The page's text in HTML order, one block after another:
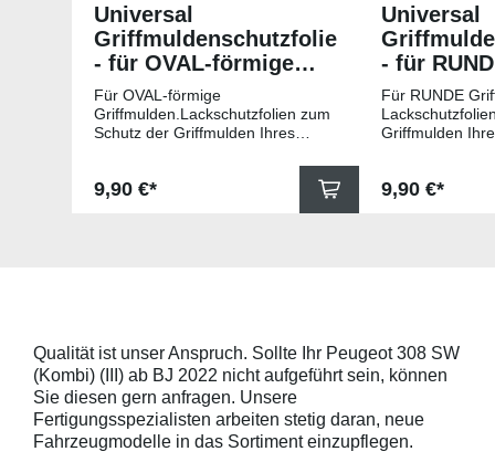
Universal
Griffmuldenschutzfolie
- für OVAL-förmige
Griffmulden
Für OVAL-förmige
Griffmulden.Lackschutzfolien zum
Schutz der Griffmulden Ihres
Schutzfolie gegen Kratzer in den
Griffmulden. Die Pads sind 78mm
beigelegter Anleitung) benetzen,
diese danach auflegen und mittig
anstreichen - anschließend die
Lackschutzfolie mittels Fön
erwärmen und von der Mitte
heraus in alle Richtungen
Regulärer Preis:
9,90 €*
Universal
- für
Für RUNDE
Griffmulden
Die Pads sind
Schutzpads
sollten die
Regulärer
9,90 €*
Qualität ist unser Anspruch. Sollte Ihr Peugeot 308 SW
(Kombi) (III) ab BJ 2022 nicht aufgeführt sein, können
Sie diesen gern anfragen. Unsere
Fertigungsspezialisten arbeiten stetig daran, neue
Fahrzeugmodelle in das Sortiment einzupflegen.